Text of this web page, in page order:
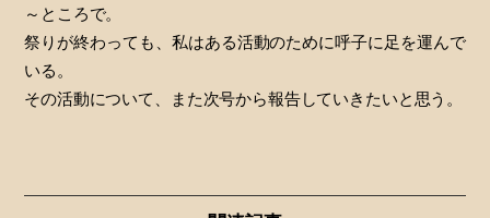
～ところで。
祭りが終わっても、私はある活動のために呼子に足を運んで
いる。
その活動について、また次号から報告していきたいと思う。